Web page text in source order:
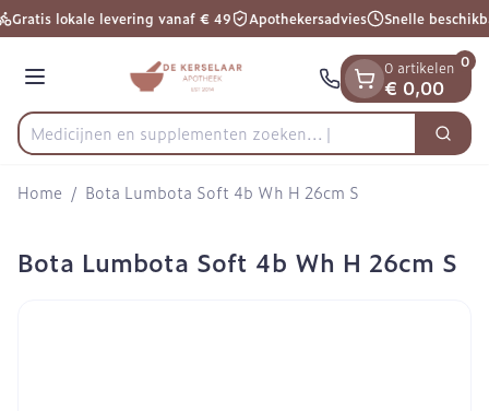
Ga naar de inhoud
1 van 1
Gratis lokale levering vanaf € 49 Apothekersadvies Snelle
Menu
Product, merk, categorie...
Medicijnen en supplementen zoeken... Zoek
0 artikelen
€ 0,00
0
Home / Bota Lumbota Soft 4b Wh H 26cm S
Bota Lumbota Soft 4b Wh H 26cm S